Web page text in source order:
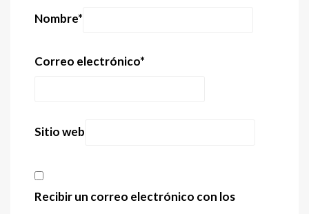
Nombre*
Correo electrónico*
Sitio web
Recibir un correo electrónico con los